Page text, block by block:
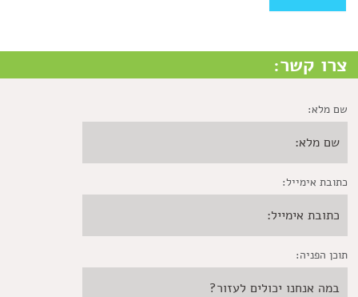
צרו קשר:
שם מלא:
כתובת אימייל:
תוכן הפניה: